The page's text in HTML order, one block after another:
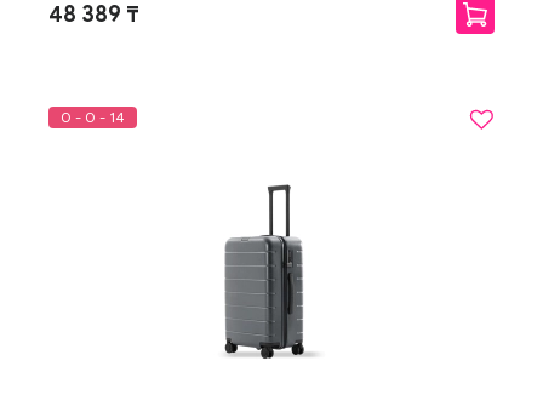
48 389 ₸
0 - 0 - 14